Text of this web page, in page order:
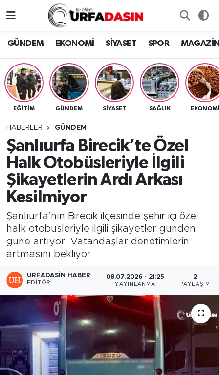
GÜNDEM EKONOMİ SİYASET SPOR
EĞITIM GÜNDEM SİYASET SAĞLIK EKONOMİ
HABERLER GÜNDEM
Şanlıurfa Birecik’te Özel
Halk Otobüsleriyle İlgili
Şikayetlerin Ardı Arkası
Kesilmiyor
Şanlıurfa’nın Birecik ilçesinde şehir içi özel
halk otobüsleriyle ilgili şikayetler günden
güne artıyor. Vatandaşlar denetimlerin
artmasını bekliyor.
URFADASIN HABER
EDITÖR
08.07.2026 - 21:25
YAYINLANMA
2
PAYLAŞIM
EKONOMİ
SİYASET
SPOR
SAĞLIK
TEKNOLOJİ
OTOMOBİL
Gizlilik ve Güvenlik Politikası
İletişim
Nöbetçi Eczaneler
Hava Durumu
Namaz Vakitleri
Trafik Durumu
Süper Lig Puan Durumu ve Fikstür
Tüm Manşetler
Son Dakika Haberleri
Haber Arşivi